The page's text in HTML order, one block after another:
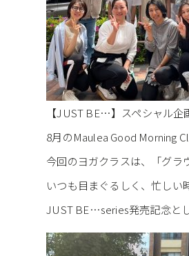
【JUST BE…】スペシャル企
8月のMaulea Good Morning
今回のヨガクラスは、「グラ
いつも目まぐるしく、忙し
JUST BE…series発売記念と